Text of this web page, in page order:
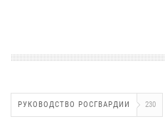
РУКОВОДСТВО РОСГВАРДИИ 230